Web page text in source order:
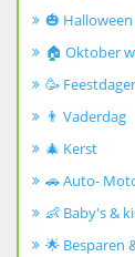
🎃 Halloween
🏠 Oktober
🥳
👨 Vaderdag
🎄 Kerst
🚗 Auto-
👶 Baby's &
🌟 Besparen